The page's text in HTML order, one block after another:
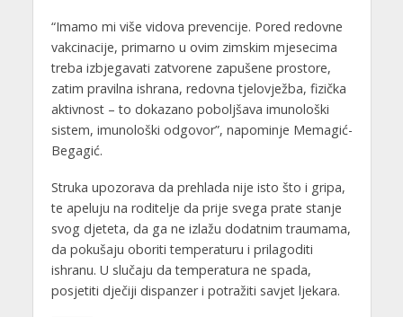
“Imamo mi više vidova prevencije. Pored redovne
vakcinacije, primarno u ovim zimskim mjesecima
treba izbjegavati zatvorene zapušene prostore,
zatim pravilna ishrana, redovna tjelovježba, fizička
aktivnost – to dokazano poboljšava imunološki
sistem, imunološki odgovor”, napominje Memagić-
Begagić.
Struka upozorava da prehlada nije isto što i gripa,
te apeluju na roditelje da prije svega prate stanje
svog djeteta, da ga ne izlažu dodatnim traumama,
da pokušaju oboriti temperaturu i prilagoditi
ishranu. U slučaju da temperatura ne spada,
posjetiti dječiji dispanzer i potražiti savjet ljekara.